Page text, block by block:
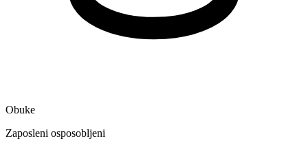
Obuke
Zaposleni osposobljeni